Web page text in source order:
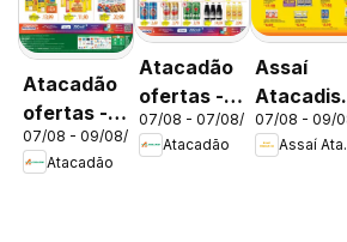
Atacadão
ofertas -
DF
07/08 - 09/08/2026
Atacadão
Atacadão
ofertas -
DF
07/08 - 07/08/2026
Atacadão
Assaí
ofertas -
DF
07/08 - 09/